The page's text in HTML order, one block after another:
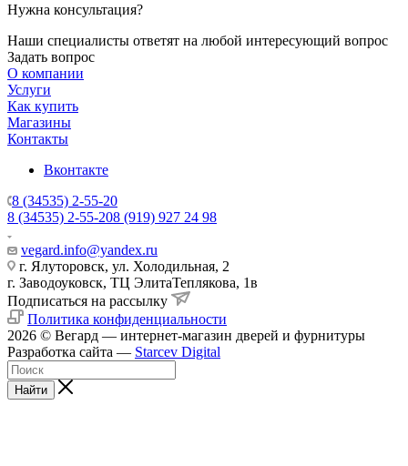
Нужна консультация?
Наши специалисты ответят на любой интересующий вопрос
Задать вопрос
О компании
Услуги
Как купить
Магазины
Контакты
Вконтакте
8 (34535) 2-55-20
8 (34535) 2-55-208 (919) 927 24 98
vegard.info@yandex.ru
г. Ялуторовск, ул. Холодильная, 2
г. Заводоуковск, ​ТЦ Элита​Теплякова, 1в
Подписаться на рассылку
Политика конфиденциальности
2026 © Вегард — интернет-магазин дверей и фурнитуры
Разработка сайта — Starcev Digital
Найти